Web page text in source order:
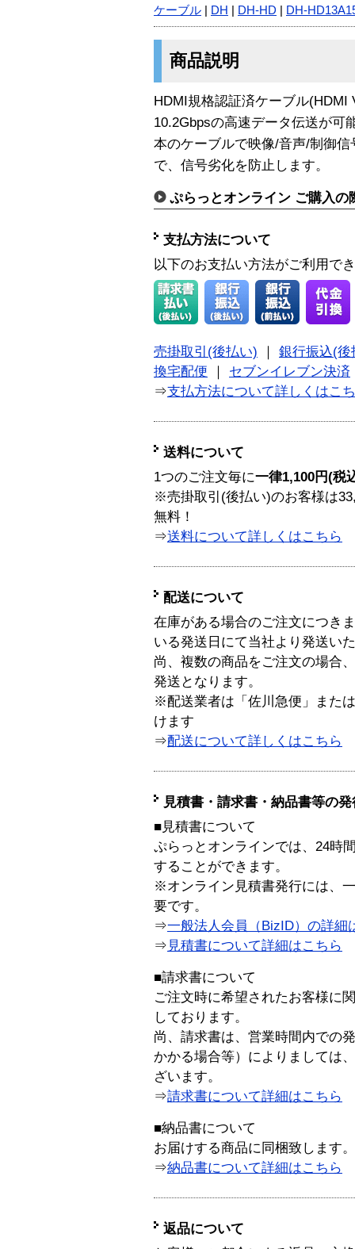
ケーブル DH DH-HD DH-
商品説明
HDMI規格認証済ケーブル(HDMI
10.2Gbpsの高速データ伝送が可
本のケーブルで映像/音声/制御
で、信号劣化を防止します。
ぷらっとオンライン ご購入の
支払方法について
以下のお支払い方法がご利用で
売掛取引(後払い)
銀行振込(後
換宅配便
セブンイレブン決済
⇒支払方法について詳しくはこ
送料について
1つのご注文毎に一律1,100円(税
※売掛取引(後払い)のお客様は
無料！
⇒送料について詳しくはこちら
配送について
在庫がある場合のご注文につき
いる発送日にて当社より発送い
尚、複数の商品をご注文の場合
発送となります。
※配送業者は「佐川急便」また
けます
⇒配送について詳しくはこちら
見積書・請求書・納品書等の
■見積書について
ぷらっとオンラインでは、24時
することができます。
※オンライン見積書発行には、
要です。
⇒一般法人会員（BizID）の詳細
⇒ 見積書について詳細はこちら
■請求書について
ご注文時に希望されたお客様に
しております。
尚、請求書は、営業時間内での
かかる場合等）によりましては
ざいます。
⇒請求書について詳細はこちら
■納品書について
お届けする商品に同梱致します。
⇒納品書について詳細はこちら
返品について